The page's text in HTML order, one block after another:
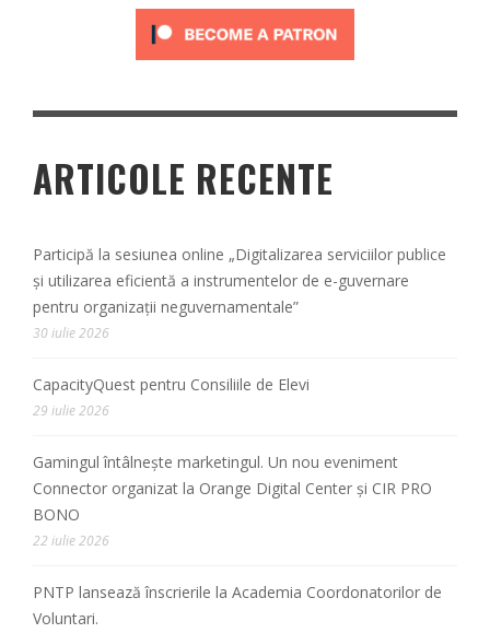
ARTICOLE RECENTE
Participă la sesiunea online „Digitalizarea serviciilor publice
și utilizarea eficientă a instrumentelor de e-guvernare
pentru organizații neguvernamentale”
30 iulie 2026
CapacityQuest pentru Consiliile de Elevi
29 iulie 2026
Gamingul întâlnește marketingul. Un nou eveniment
Connector organizat la Orange Digital Center și CIR PRO
BONO
22 iulie 2026
PNTP lansează înscrierile la Academia Coordonatorilor de
Voluntari.